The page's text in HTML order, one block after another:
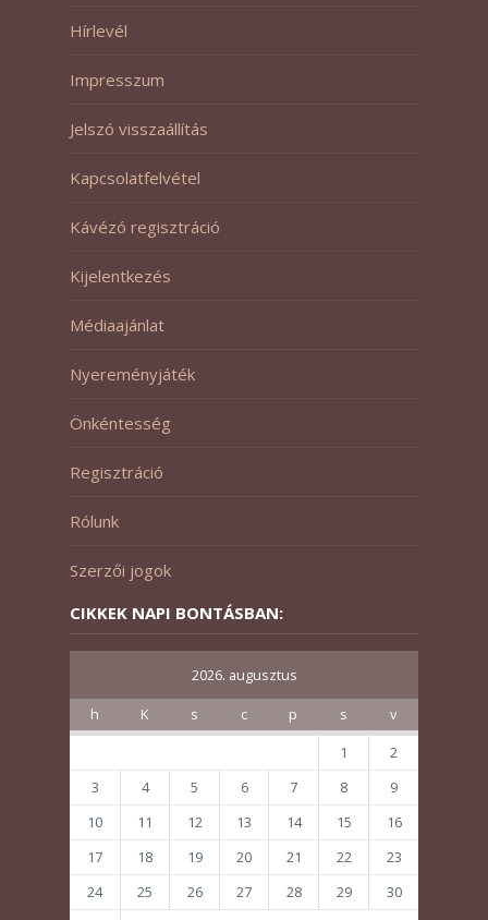
Hírlevél
Impresszum
Jelszó visszaállítás
Kapcsolatfelvétel
Kávézó regisztráció
Kijelentkezés
Médiaajánlat
Nyereményjáték
Önkéntesség
Regisztráció
Rólunk
Szerzői jogok
CIKKEK NAPI BONTÁSBAN:
2026. augusztus
h K s c p s
v
1
2
3
4 5 6 7 8
9
10
11 12 13 14 15
16
17
18 19 20 21 22
23
24
25 26 27 28 29
30